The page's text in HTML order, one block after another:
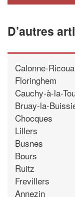
D’autres
Calonne-
Floringhem
Cauchy-à-la-
Bruay-la-
Chocques
Lillers
Busnes
Bours
Ruitz
Frevillers
Annezin